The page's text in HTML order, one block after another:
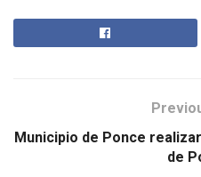
Municipio de Ponce
de